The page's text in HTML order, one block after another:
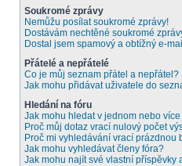
Soukromé zprávy
Nemůžu posílat soukromé zprávy!
Dostávám nechtěné soukromé
Dostal jsem spamový a obtížný e-
Přátelé a nepřátelé
Co je můj seznam přátel a nepřátel?
Jak mohu přidávat uživatele do
Hledání na fóru
Jak mohu hledat v jednom nebo
Proč můj dotaz vrací nulový počet
Proč mi vyhledávání vrací prázdnou
Jak mohu vyhledávat členy fóra?
Jak mohu najít své vlastní příspěvky